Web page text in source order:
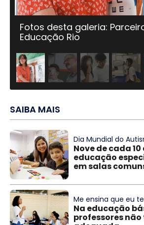
Fotos desta galeria:
Educação Rio
SAIBA MAIS
Dia Mundial do
Nove de cada
educação
em salas
Me ensina que eu
Na educação
professores